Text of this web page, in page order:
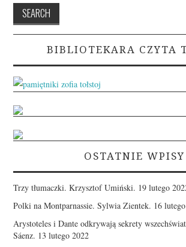
BIBLIOTEKARA CZYTA
OSTATNIE WPISY
Trzy tłumaczki. Krzysztof Umiński. 19 lutego
Polki na Montparnassie. Sylwia Zientek. 16
Arystoteles i Dante odkrywają sekrety
Sáenz. 13 lutego 2022